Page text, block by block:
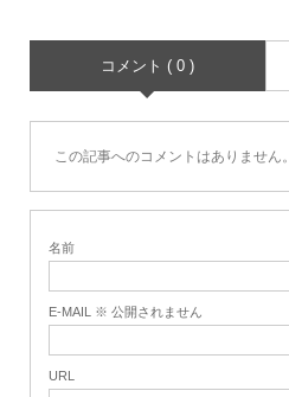
コメント ( 0 )
この記事へのコメントはありません。
名前
E-MAIL ※ 公開されません
URL